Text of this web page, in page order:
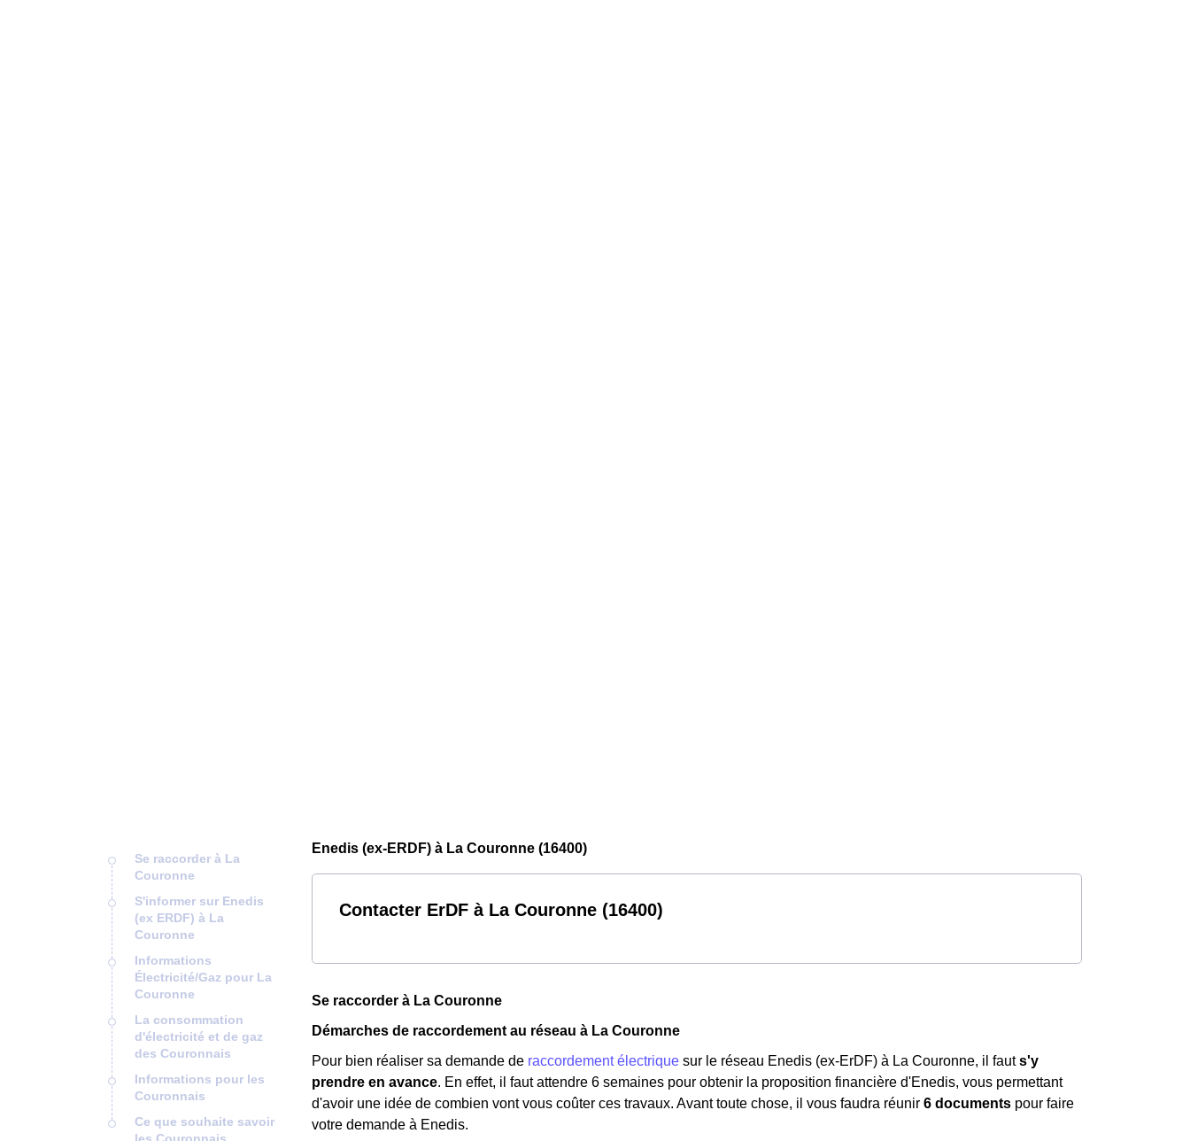
Se raccorder à La
Couronne
S'informer sur Enedis
(ex ERDF) à La
Couronne
Informations
Électricité/Gaz pour La
Couronne
La consommation
d'électricité et de gaz
des Couronnais
Informations pour les
Couronnais
Ce que souhaite savoir
Enedis (ex-ERDF) à La Couronne (16400)
Contacter ErDF à La Couronne (16400)
Se raccorder à La Couronne
Démarches de raccordement au réseau à La Couronne
Pour bien réaliser sa demande de raccordement électrique sur le réseau Enedis (ex-ErDF) à La Couronne, il fauts'y
prendre en avance. En effet, il faut attendre 6 semaines pour obtenir la proposition financière d'Enedis, vous permettant
d'avoir une idée de combien vont vous coûter ces travaux. Avant toute chose, il vous faudra réunir 6 documents pour faire
votre demande à Enedis.